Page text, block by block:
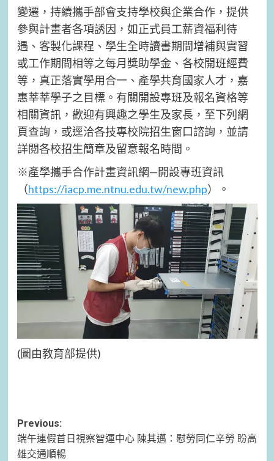
變遷，持續攜手部會支持學校與企業合作，提供
參與計畫者各項誘因，如正式員工薪資福利待
遇、客製化課程、學生全時讀書期間增補與實習
或工作期間相等之每月獎助學金、各校開班經費
等，真正落實學用合一、產學共育國家人才，嘉
惠莘莘學子之目標。有關開設專班及報名資格等
相關資訊，歡迎有興趣之學生及家長，至下列網
頁查詢，或逕洽各技專校院招生窗口諮詢，並請
詳閱各校招生簡章及留意報名時間。
※產學攜手合作計畫資訊網—開設專班資訊
（https://iacp.me.ntnu.edu.tw/new.php）。
(圖由教育部提供)
Post
navigation
Previous:
端午連假首日視察智運中心 陳其邁：慰勞同仁辛勞 盼高
雄交通順暢